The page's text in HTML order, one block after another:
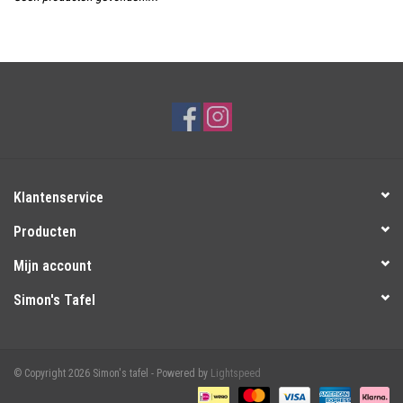
Cadeaubonnen
Klantenservice
Producten
Mijn account
Simon's Tafel
© Copyright 2026 Simon's tafel - Powered by Lightspeed